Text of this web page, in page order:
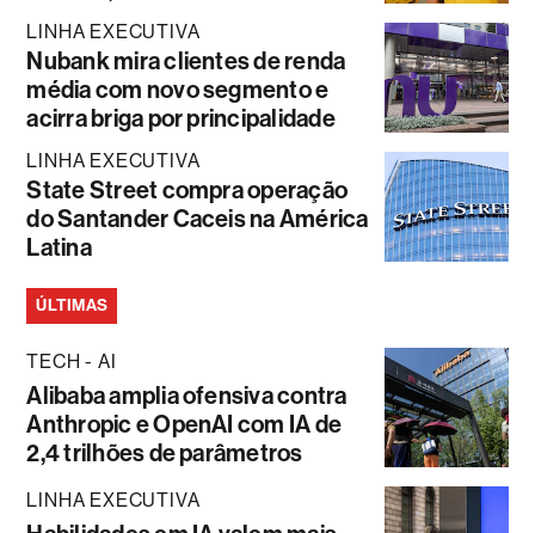
LINHA EXECUTIVA
Nubank mira clientes de renda
média com novo segmento e
acirra briga por principalidade
LINHA EXECUTIVA
State Street compra operação
do Santander Caceis na América
Latina
ÚLTIMAS
TECH - AI
Alibaba amplia ofensiva contra
Anthropic e OpenAI com IA de
2,4 trilhões de parâmetros
LINHA EXECUTIVA